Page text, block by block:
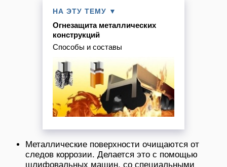
НА ЭТУ ТЕМУ ▼
Огнезащита металлических
конструкций
Способы и составы
Металлические поверхности очищаются от
следов коррозии. Делается это с помощью
шлифовальных машин, со специальными